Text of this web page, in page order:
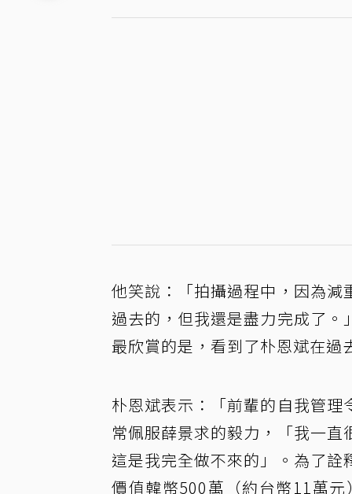
他笑說：「拍攝過程中，因為
過去的，但我還是盡力完成了
最欣賞的是，看到了朴恩斌在
朴恩斌表示：「前輩的自我管
常佩服薛景求的毅力，「我一
這是我完全做不來的」。為了
價值韓幣500萬（約台幣11萬